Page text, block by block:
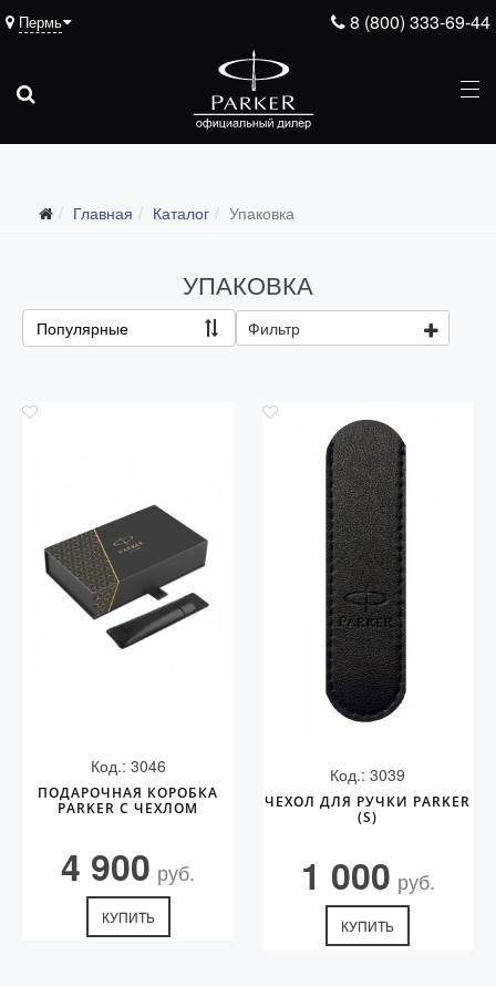
8 (800) 333-69-44
Пермь
Главная Каталог Упаковка
УПАКОВКА
Популярные Фильтр
Код.: 3046
ПОДАРОЧНАЯ КОРОБКА
PARKER С ЧЕХЛОМ
4 900 руб.
КУПИТЬ
Код.: 3039
ЧЕХОЛ ДЛЯ РУЧКИ PARKER
(S)
1 000 руб.
КУПИТЬ
Распродажа